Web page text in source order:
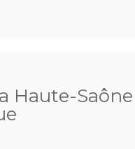
Haute-